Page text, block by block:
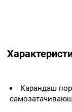
Карандаш